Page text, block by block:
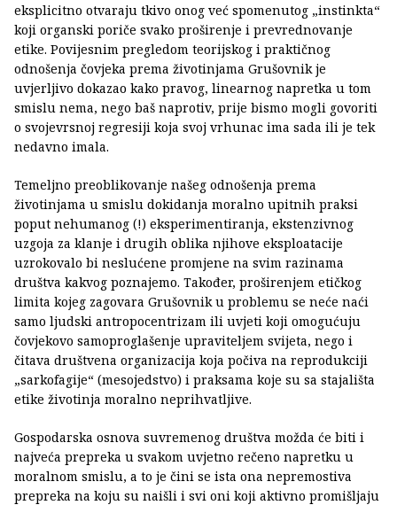
eksplicitno otvaraju tkivo onog već spomenutog „instinkta“
koji organski poriče svako proširenje i prevrednovanje
etike. Povijesnim pregledom teorijskog i praktičnog
odnošenja čovjeka prema životinjama Grušovnik je
uvjerljivo dokazao kako pravog, linearnog napretka u tom
smislu nema, nego baš naprotiv, prije bismo mogli govoriti
o svojevrsnoj regresiji koja svoj vrhunac ima sada ili je tek
nedavno imala.
Temeljno preoblikovanje našeg odnošenja prema
životinjama u smislu dokidanja moralno upitnih praksi
poput nehumanog (!) eksperimentiranja, ekstenzivnog
uzgoja za klanje i drugih oblika njihove eksploatacije
uzrokovalo bi neslućene promjene na svim razinama
društva kakvog poznajemo. Također, proširenjem etičkog
limita kojeg zagovara Grušovnik u problemu se neće naći
samo ljudski antropocentrizam ili uvjeti koji omogućuju
čovjekovo samoproglašenje upraviteljem svijeta, nego i
čitava društvena organizacija koja počiva na reprodukciji
„sarkofagije“ (mesojedstvo) i praksama koje su sa stajališta
etike životinja moralno neprihvatljive.
Gospodarska osnova suvremenog društva možda će biti i
najveća prepreka u svakom uvjetno rečeno napretku u
moralnom smislu, a to je čini se ista ona nepremostiva
prepreka na koju su naišli i svi oni koji aktivno promišljaju